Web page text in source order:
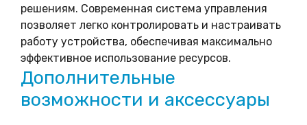
решениям. Современная система управления
позволяет легко контролировать и настраивать
работу устройства, обеспечивая максимально
эффективное использование ресурсов.
Дополнительные
возможности и аксессуары